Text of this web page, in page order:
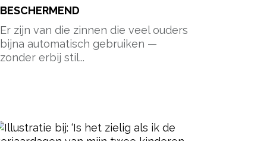
BESCHERMEND
Er zijn van die zinnen die veel ouders
bijna automatisch gebruiken —
zonder erbij stil...